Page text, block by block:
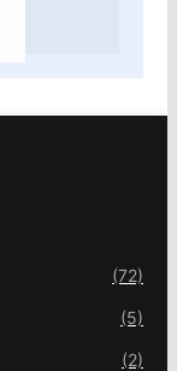
(72)
(5)
(2)